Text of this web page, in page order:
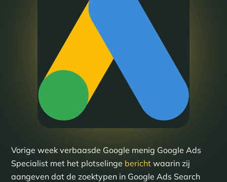
Vorige week verbaasde Google menig Google Ads
Specialist met het plotselinge bericht waarin zij
aangeven dat de zoektypen in Google Ads Search